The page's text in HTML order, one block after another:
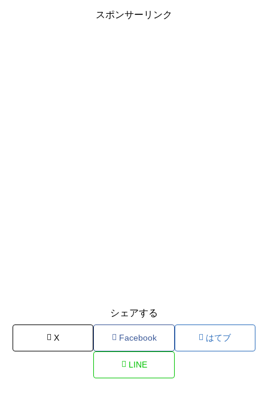
スポンサーリンク
シェアする
X Facebook はてブ
LINE